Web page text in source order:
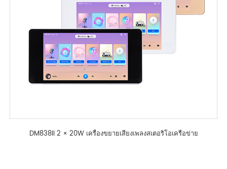
DM838II 2 × 20W เครื่องขยายเสียงเพลงสเตอริโอเครือข่าย